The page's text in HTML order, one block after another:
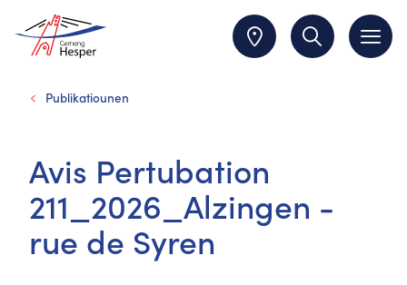
Publikatiounen
Avis Pertubation
211_2026_Alzingen -
rue de Syren